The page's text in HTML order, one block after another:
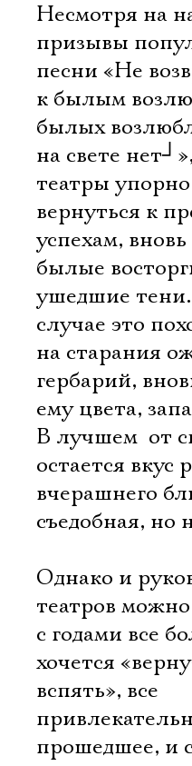
Несмотря на
призывы
песни «Не
к былым
былых
на свете нет┘
театры
вернуться к
успехам, вновь
былые
ушедшие
случае это
на старания
гербарий,
ему цвета,
В лучшем  от
остается вкус
вчерашнего
съедобная, но
Однако и
театров
с годами все
хочется
вспять», все
прошедшее, и